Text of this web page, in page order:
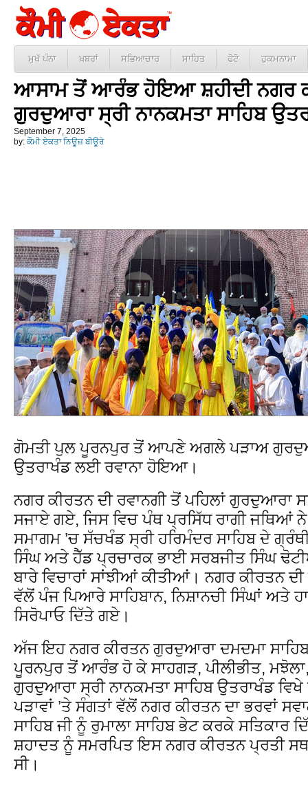
ਮੁਖੱ ਪੰਨਾ ਖ਼ਬਰਾਂ ਸਭਿਆਚਾਰ ਸਾਹਿਤ ਫੋਟੋ ਹੁਕਮਨਾਮਾ
ਆਸਾਮ ਤੋਂ ਆਰੰਭ ਹੋਇਆ ਸ਼ਹੀਦੀ ਨਗਰ
ਗੁਰਦੁਆਰਾ ਸ੍ਰੀ ਨਾਨਕਮਤਾ ਸਾਹਿਬ
September 7, 2025
by: ਕੌਮੀ ਏਕਤਾ ਨਿਊਜ਼ ਬੀਊਰੋ
ਗੋਮਤੀ ਪੁਲ ਪੂਰਨਪੁਰ ਤੋਂ ਆਪਣੇ ਅਗਲੇ ਪੜਾਅ
ਉਤਰਾਖੰਡ ਲਈ ਰਵਾਨਾ ਹੋਇਆ।
ਨਗਰ ਕੀਰਤਨ ਦੀ ਰਵਾਨਗੀ ਤੋਂ ਪਹਿਲਾਂ ਗੁਰਦੁਆਰਾ
ਸਜਾਏ ਗਏ, ਜਿਸ ਵਿਚ ਪੰਥ ਪ੍ਰਸਿੱਧ ਰਾਗੀ ਜਥਿਆਂ
ਸਮਾਗਮ ’ਚ ਸੱਚਖੰਡ ਸ੍ਰੀ ਹਰਿਮੰਦਰ ਸਾਹਿਬ ਦੇ
ਸਿੰਘ ਅਤੇ ਹੈੱਡ ਪ੍ਰਚਾਰਕ ਭਾਈ ਸਰਬਜੀਤ ਸਿੰਘ
ਬਾਰੇ ਵਿਚਾਰਾਂ ਸਾਂਝੀਆਂ ਕੀਤੀਆਂ। ਨਗਰ ਕੀਰਤਨ
ਵੱਲੋਂ ਪੰਜ ਪਿਆਰੇ ਸਾਹਿਬਾਨ, ਨਿਸ਼ਾਨਚੀ ਸਿੰਘਾਂ ਅਤੇ
ਸਿਰੋਪਾਓ ਦਿੱਤੇ ਗਏ।
ਅੱਜ ਇਹ ਨਗਰ ਕੀਰਤਨ ਗੁਰਦੁਆਰਾ ਦਮਦਮਾ
ਪੂਰਨਪੁਰ ਤੋਂ ਆਰੰਭ ਹੋ ਕੇ ਸਾਹਗੜ, ਪੀਲੀਭੀਤ,
ਗੁਰਦੁਆਰਾ ਸ੍ਰੀ ਨਾਨਕਮਤਾ ਸਾਹਿਬ ਉਤਰਾਖੰਡ
ਪੜਾਵਾਂ ’ਤੇ ਸੰਗਤਾਂ ਵੱਲੋਂ ਨਗਰ ਕੀਰਤਨ ਦਾ ਭਰਵਾਂ
ਸਾਹਿਬ ਜੀ ਨੂੰ ਰੁਮਾਲਾ ਸਾਹਿਬ ਭੇਟ ਕਰਕੇ ਸਤਿਕਾਰ
ਸ਼ਹਾਦਤ ਨੂੰ ਸਮਰਪਿਤ ਇਸ ਨਗਰ ਕੀਰਤਨ ਪ੍ਰਤੀ
ਸੀ।